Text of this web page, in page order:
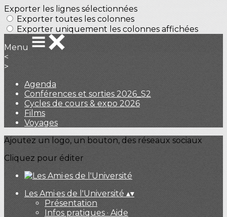
Exporter les lignes sélectionnées
Exporter toutes les colonnes
Exporter uniquement les colonnes affichées
Menu
<
>
Agenda
Conférences et sorties 2026_S2
Cycles de cours & expo 2026
Films
Voyages
Ajoutez un logo, un bouton, des réseaux sociaux
Cliquez pour éditer
Les Ami·es de l'Université ▴▾
Présentation
Infos pratiques · Aide